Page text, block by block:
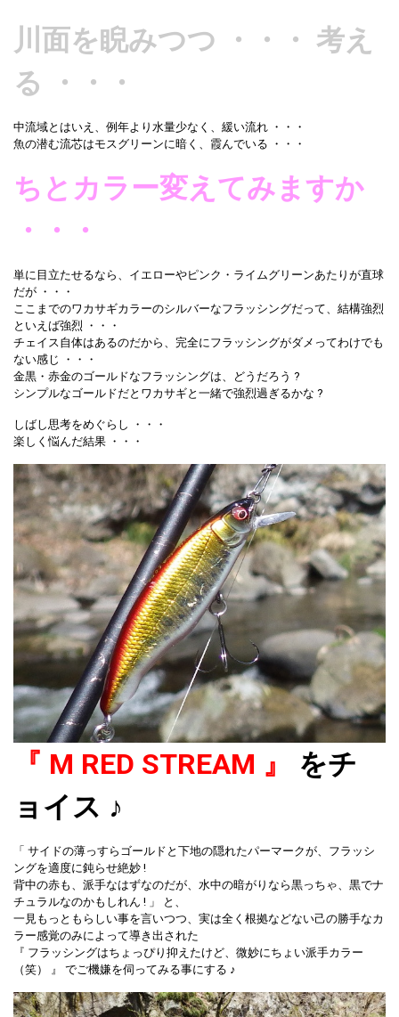
川面を睨みつつ ・・・ 考え
る ・・・
中流域とはいえ、例年より水量少なく、緩い流れ ・・・
魚の潜む流芯はモスグリーンに暗く、霞んでいる ・・・
ちとカラー変えてみますか
・・・
単に目立たせるなら、イエローやピンク・ライムグリーンあたりが直球
だが ・・・
ここまでのワカサギカラーのシルバーなフラッシングだって、結構強烈
といえば強烈 ・・・
チェイス自体はあるのだから、完全にフラッシングがダメってわけでも
ない感じ ・・・
金黒・赤金のゴールドなフラッシングは、どうだろう ?
シンプルなゴールドだとワカサギと一緒で強烈過ぎるかな ?
しばし思考をめぐらし ・・・
楽しく悩んだ結果 ・・・
『 M RED STREAM 』
をチ
ョイス ♪
「 サイドの薄っすらゴールドと下地の隠れたパーマークが、フラッシ
ングを適度に鈍らせ絶妙 !
背中の赤も、派手なはずなのだが、水中の暗がりなら黒っちゃ、黒でナ
チュラルなのかもしれん ! 」 と、
一見もっともらしい事を言いつつ、実は全く根拠などない己の勝手なカ
ラー感覚のみによって導き出された
『 フラッシングはちょっぴり抑えたけど、微妙にちょい派手カラー
（笑） 』 でご機嫌を伺ってみる事にする ♪